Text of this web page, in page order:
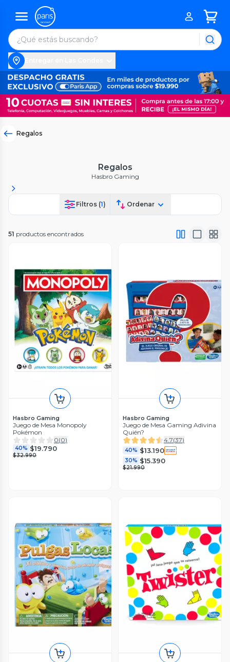
Regalos
Regalos
Hasbro Gaming
Filtros (1) Ordenar
51 productos encontrados
Hasbro Gaming
Juego de Mesa Monopoly
Pokémon
0(0)
40% $19.790
$32.990
Hasbro Gaming
Juego de Mesa Gaming Adivina
Quién?
4.7(37)
40% $13.190
30% $15.390
$21.990